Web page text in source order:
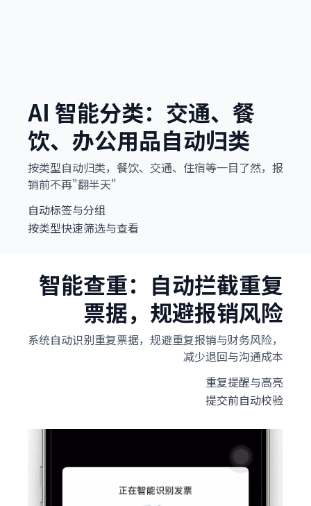
AI 智能分类：交通、餐
饮、办公用品自动归类
按类型自动归类，餐饮、交通、住宿等一目了然，报
销前不再"翻半天"
自动标签与分组
按类型快速筛选与查看
智能查重：自动拦截重复
票据，规避报销风险
系统自动识别重复票据，规避重复报销与财务风险，
减少退回与沟通成本
重复提醒与高亮
提交前自动校验